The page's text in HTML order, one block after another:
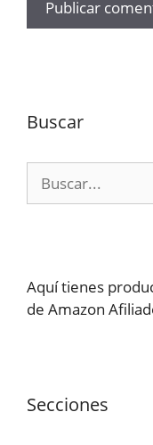
Buscar
Aquí tienes
de Amazon
Secciones